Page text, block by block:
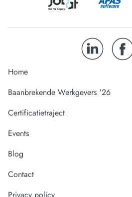
Home
Baanbrekende Werkgevers '26
Certificatietraject
Events
Blog
Contact